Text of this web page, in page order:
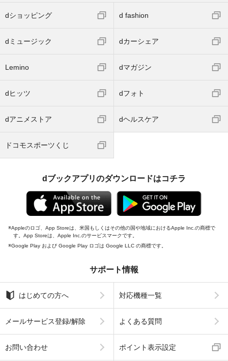
dショッピング d fashion
dミュージック dカーシェア
Lemino dマガジン
dヒッツ dフォト
dアニメストア dヘルスケア
ドコモスポーツくじ
dブックアプリのダウンロードはコチラ
Appleのロゴ、App Storeは、米国もしくはその他の国や地域におけるApple Inc.の商標で
す。App Storeは、Apple Inc.のサービスマークです。
Google Play および Google Play ロゴは Google LLC の商標です。
サポート情報
はじめての方へ 対応機種一覧
メールサービス登録/解除 よくある質問
お問い合わせ ポイント表示設定